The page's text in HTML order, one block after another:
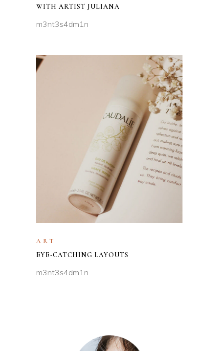
WITH ARTIST JULIANA
m3nt3s4dm1n
ART
EYE-CATCHING LAYOUTS
m3nt3s4dm1n